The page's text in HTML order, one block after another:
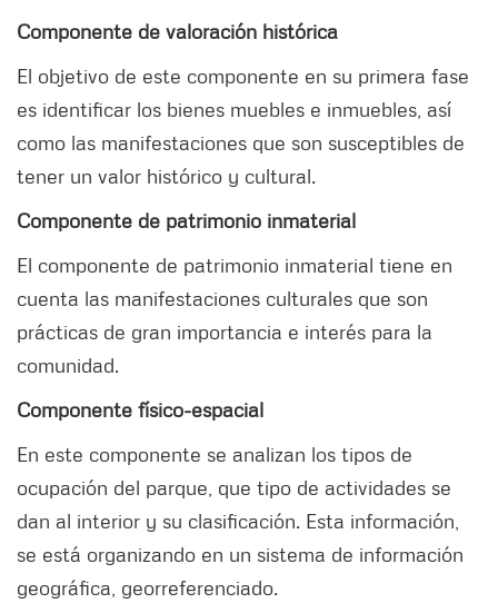
Componente de valoración histórica
El objetivo de este componente en su primera fase
es identificar los bienes muebles e inmuebles, así
como las manifestaciones que son susceptibles de
tener un valor histórico y cultural.
Componente de patrimonio inmaterial
El componente de patrimonio inmaterial tiene en
cuenta las manifestaciones culturales que son
prácticas de gran importancia e interés para la
comunidad.
Componente físico-espacial
En este componente se analizan los tipos de
ocupación del parque, que tipo de actividades se
dan al interior y su clasificación. Esta información,
se está organizando en un sistema de información
geográfica, georreferenciado.